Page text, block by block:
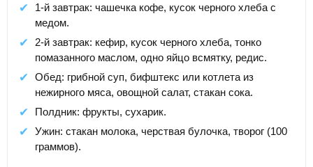
1-й завтрак: чашечка кофе, кусок черного хлеба с
медом.
2-й завтрак: кефир, кусок черного хлеба, тонко
помазанного маслом, одно яйцо всмятку, редис.
Обед: грибной суп, бифштекс или котлета из
нежирного мяса, овощной салат, стакан сока.
Полдник: фрукты, сухарик.
Ужин: стакан молока, черствая булочка, творог (100
граммов).